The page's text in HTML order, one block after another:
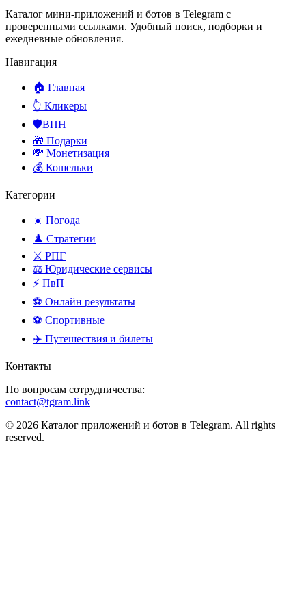
Каталог мини-приложений и ботов в Telegram с
проверенными ссылками. Удобный поиск, подборки и
ежедневные обновления.
Навигация
🏠 Главная
👆 Кликеры
🛡️ВПН
🎁 Подарки
💸 Монетизация
💰 Кошельки
Категории
☀️ Погода
♟️ Стратегии
⚔️ РПГ
⚖️ Юридические сервисы
⚡ ПвП
⚽ Онлайн результаты
⚽ Спортивные
✈️ Путешествия и билеты
Контакты
По вопросам сотрудничества:
contact@tgram.link
© 2026 Каталог приложений и ботов в Telegram. All rights
reserved.